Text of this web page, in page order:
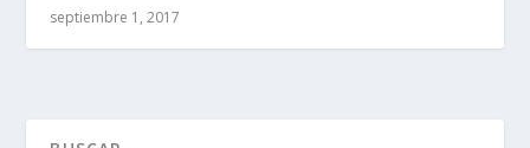
septiembre 1, 2017